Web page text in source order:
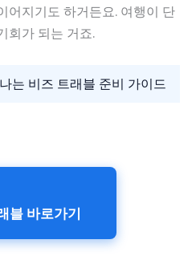
어지기도 하거든요. 여행이 단
회가 되는 거죠.
는 비즈 트래블 준비 가이드
블 바로가기